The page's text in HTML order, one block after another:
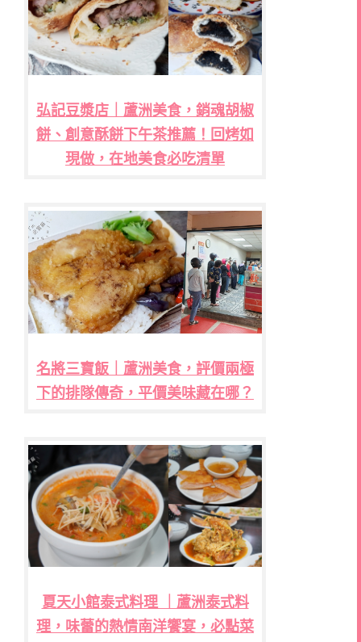
弘記豆漿店｜蘆洲美食，銷魂胡椒
餅、創意酥餅下午茶推薦！回烤如
現做，在地美食必吃清單
名將三寶飯｜蘆洲美食，評價兩極
下的排隊傳奇，平價美味藏在哪？
夏天小館泰式料理 ｜蘆洲泰式料
理，味蕾的熱情南洋饗宴，必點菜